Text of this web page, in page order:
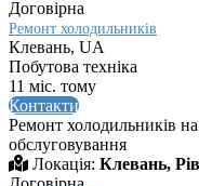
Договірна
Ремонт холодильників
Клевань, UA
Побутова техніка
11 міс. тому
Контакти
Ремонт холодильників
обслуговування
Локація: Клевань,